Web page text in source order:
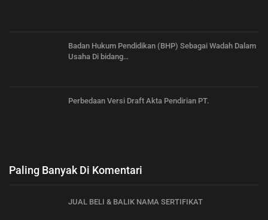
Badan Hukum Pendidikan (BHP) Sebagai Wadah Dalam
Usaha Di bidang…
Perbedaan Versi Draft Akta Pendirian PT.
Paling Banyak Di Komentari
JUAL BELI & BALIK NAMA SERTIFIKAT